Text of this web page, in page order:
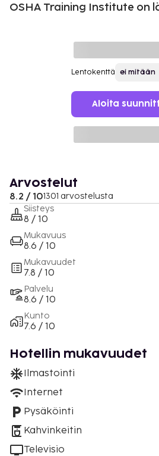
OSHA Training Institute on
Lentokenttä
Aloita
Arvostelut
8.2 / 101301 arvostelusta
Siisteys
8 / 10
Mukavuus
8.6 / 10
Mukavuudet
7.8 / 10
Palvelu
8.6 / 10
Kunto
7.6 / 10
Hotellin mukavuudet
Ilmastointi
Internet
Pysäköinti
Kahvinkeitin
Televisio